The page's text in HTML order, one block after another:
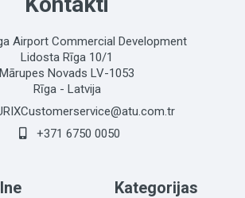
Airport Commercial Development
Lidosta Rīga 10/1
Mārupes Novads LV-1053
Rīga - Latvija
+371 6750 0050
Kategorijas